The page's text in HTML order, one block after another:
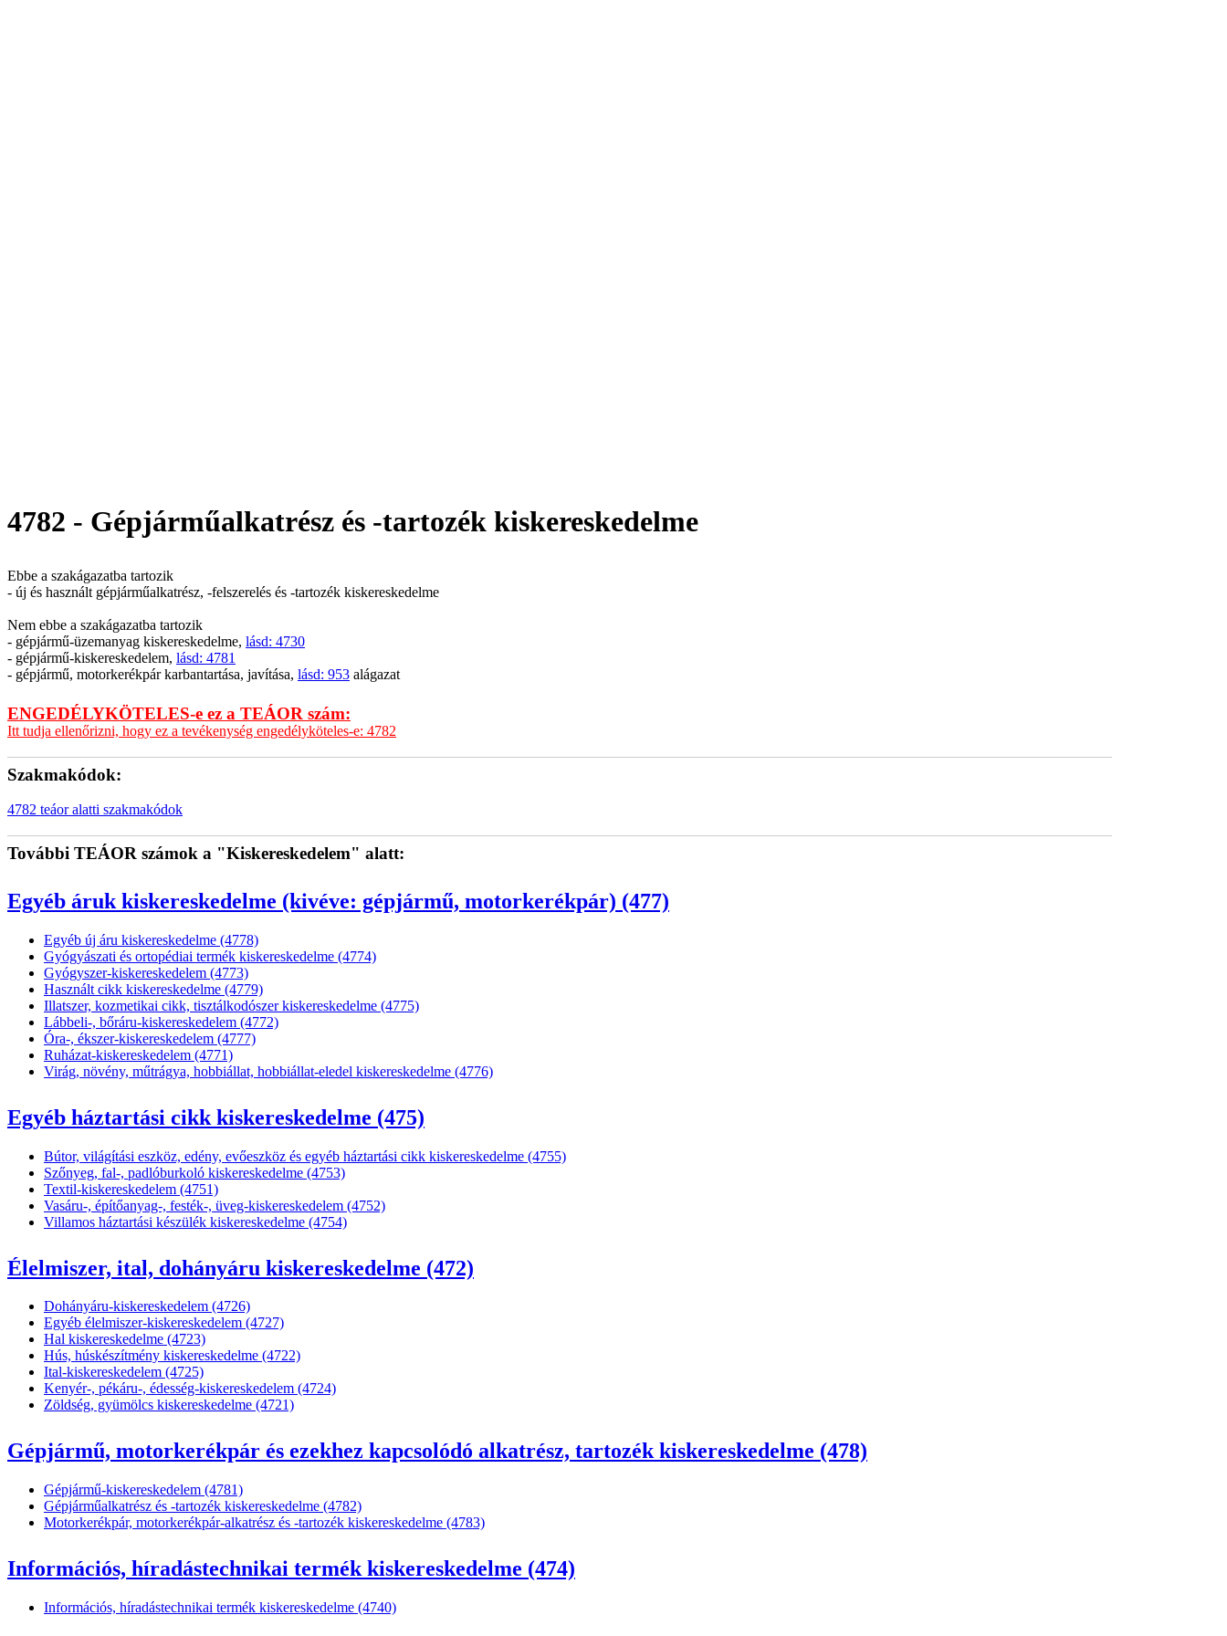
4782 - Gépjárműalkatrész és -tartozék kiskereskedelme
Ebbe a szakágazatba tartozik
- új és használt gépjárműalkatrész, -felszerelés és -tartozék kiskereskedelme
Nem ebbe a szakágazatba tartozik
- gépjármű-üzemanyag kiskereskedelme, lásd: 4730
- gépjármű-kiskereskedelem, lásd: 4781
- gépjármű, motorkerékpár karbantartása, javítása, lásd: 953 alágazat
ENGEDÉLYKÖTELES-e ez a TEÁOR szám:
Itt tudja ellenőrizni, hogy ez a tevékenység engedélyköteles-e: 4782
Szakmakódok:
4782 teáor alatti szakmakódok
További TEÁOR számok a "Kiskereskedelem" alatt:
Egyéb áruk kiskereskedelme (kivéve: gépjármű, motorkerékpár) (477)
Egyéb új áru kiskereskedelme (4778)
Gyógyászati és ortopédiai termék kiskereskedelme (4774)
Gyógyszer-kiskereskedelem (4773)
Használt cikk kiskereskedelme (4779)
Illatszer, kozmetikai cikk, tisztálkodószer kiskereskedelme (4775)
Lábbeli-, bőráru-kiskereskedelem (4772)
Óra-, ékszer-kiskereskedelem (4777)
Ruházat-kiskereskedelem (4771)
Virág, növény, műtrágya, hobbiállat, hobbiállat-eledel kiskereskedelme (4776)
Egyéb háztartási cikk kiskereskedelme (475)
Bútor, világítási eszköz, edény, evőeszköz és egyéb háztartási cikk kiskereskedelme (4755)
Szőnyeg, fal-, padlóburkoló kiskereskedelme (4753)
Textil-kiskereskedelem (4751)
Vasáru-, építőanyag-, festék-, üveg-kiskereskedelem (4752)
Villamos háztartási készülék kiskereskedelme (4754)
Élelmiszer, ital, dohányáru kiskereskedelme (472)
Dohányáru-kiskereskedelem (4726)
Egyéb élelmiszer-kiskereskedelem (4727)
Hal kiskereskedelme (4723)
Hús, húskészítmény kiskereskedelme (4722)
Ital-kiskereskedelem (4725)
Kenyér-, pékáru-, édesség-kiskereskedelem (4724)
Zöldség, gyümölcs kiskereskedelme (4721)
Gépjármű, motorkerékpár és ezekhez kapcsolódó alkatrész, tartozék kiskereskedelme (478)
Gépjármű-kiskereskedelem (4781)
Gépjárműalkatrész és -tartozék kiskereskedelme (4782)
Motorkerékpár, motorkerékpár-alkatrész és -tartozék kiskereskedelme (4783)
Információs, híradástechnikai termék kiskereskedelme (474)
Információs, híradástechnikai termék kiskereskedelme (4740)